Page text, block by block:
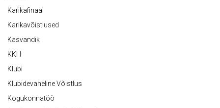
Karikafinaal
Karikavõistlused
Kasvandik
KKH
Klubi
Klubidevaheline Võistlus
Kogukonnatöö